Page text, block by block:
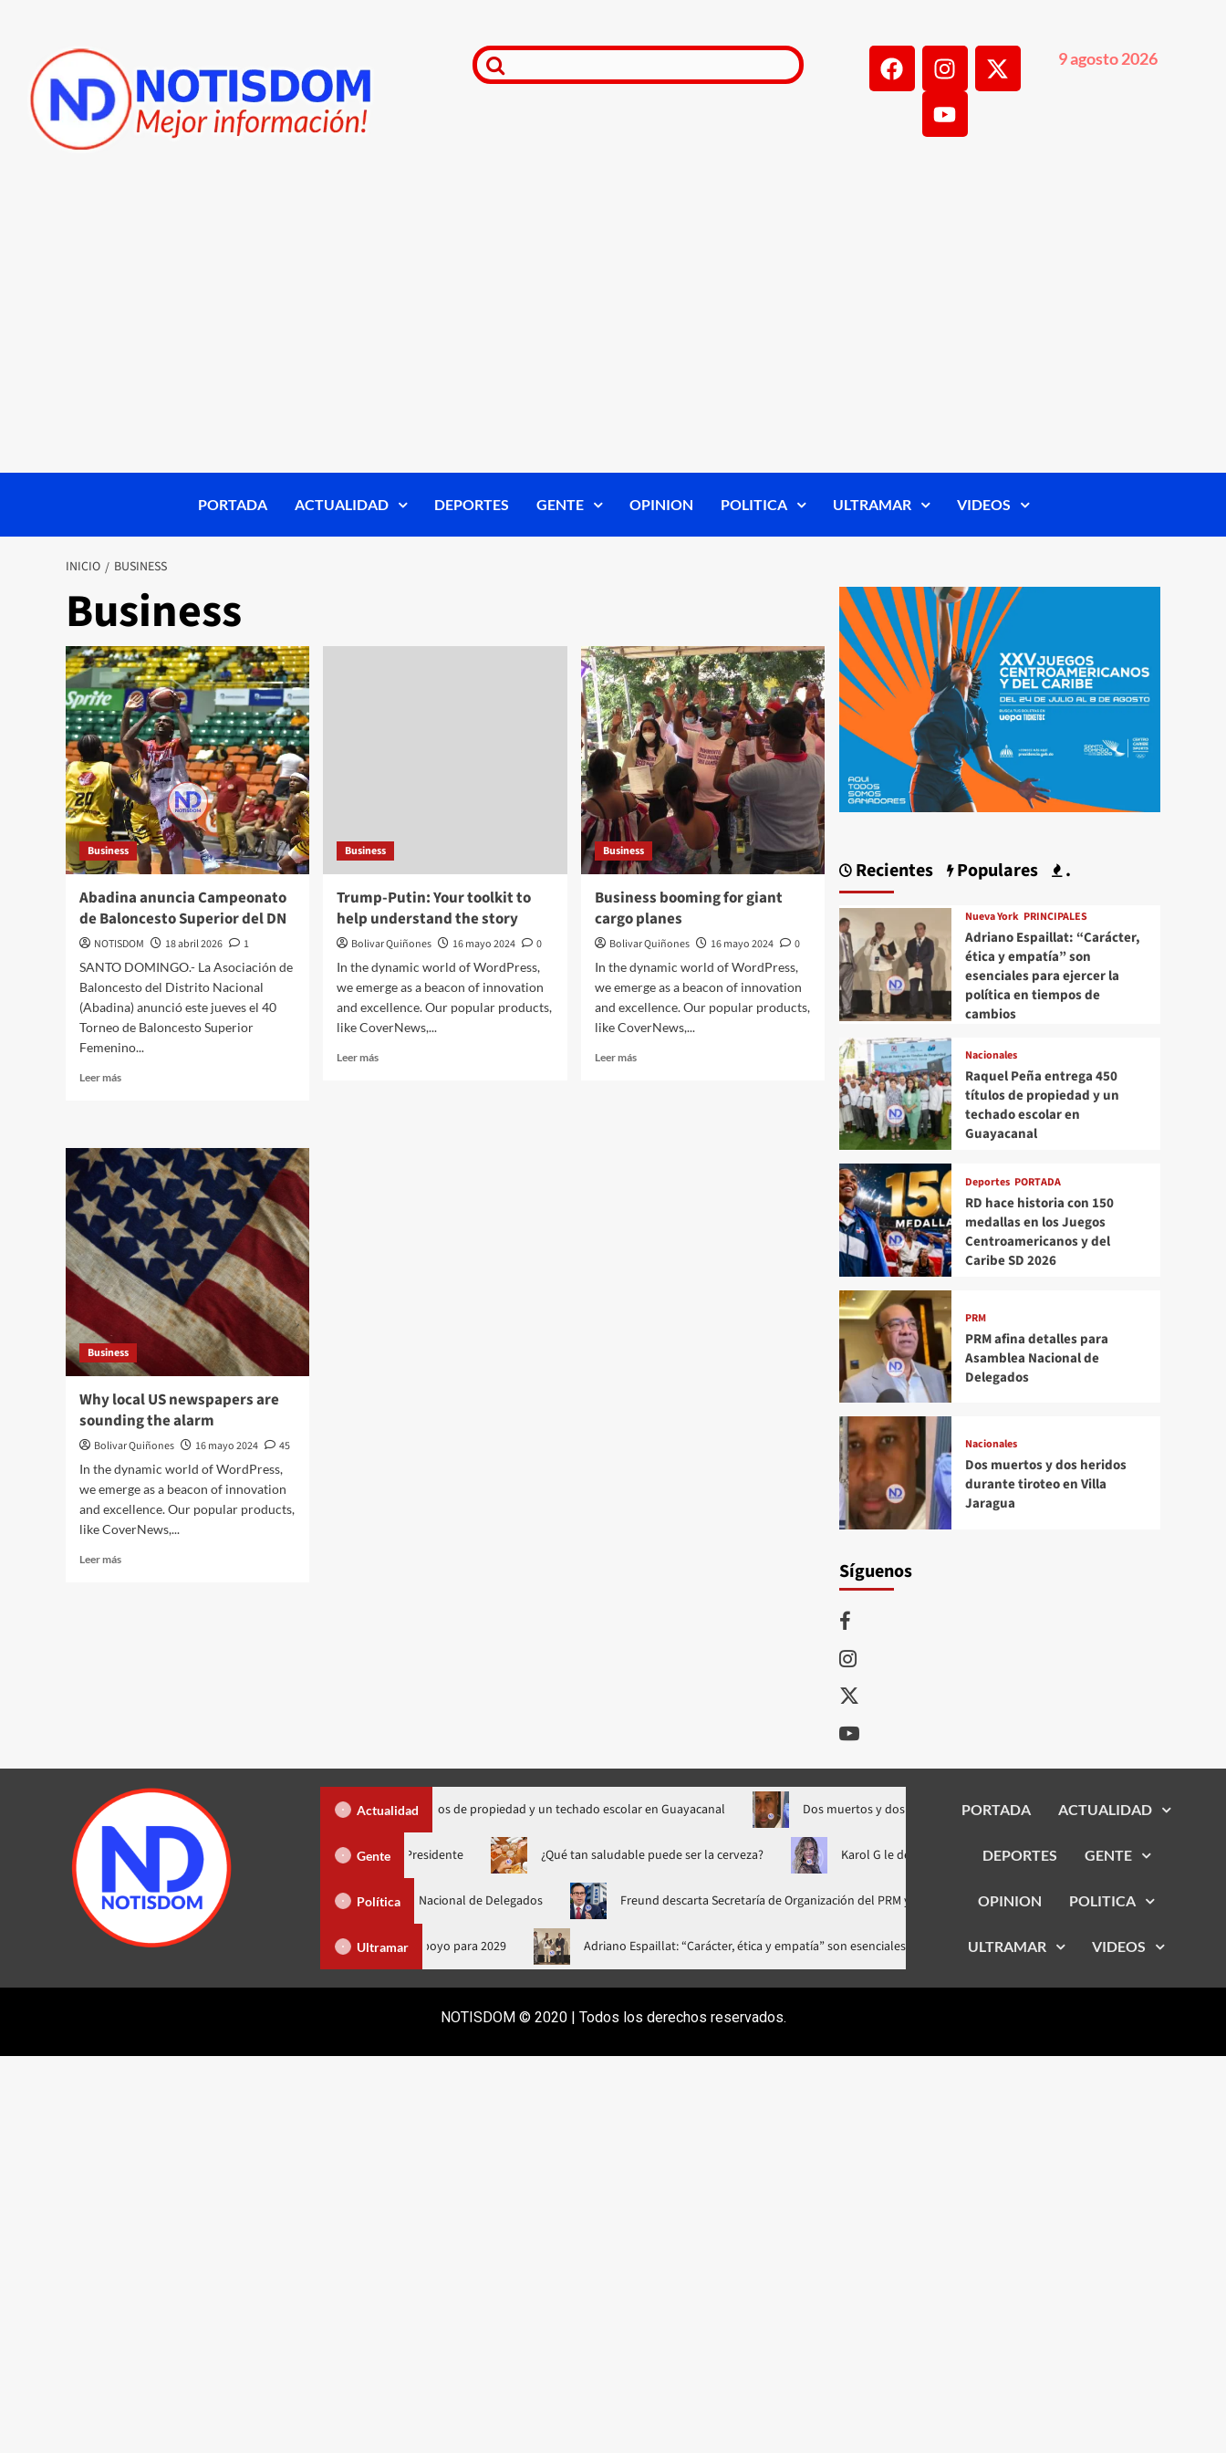
9 agosto 2026
PORTADA ACTUALIDAD DEPORTES GENTE OPINION POLITICA ULTRAMAR VIDEOS
INICIO BUSINESS
Business
Business
Abadina anuncia Campeonato
de Baloncesto Superior del DN
NOTISDOM 18 abril 2026
1
SANTO DOMINGO.- La Asociación de
Baloncesto del Distrito Nacional
(Abadina) anunció este jueves el 40
Torneo de Baloncesto Superior
Femenino...
Leer más
Business
Trump-Putin: Your toolkit to
help understand the story
Bolivar Quiñones 16 mayo 2024
0
In the dynamic world of WordPress,
we emerge as a beacon of innovation
and excellence. Our popular products,
like CoverNews,...
Leer más
Business
Business booming for giant
cargo planes
Bolivar Quiñones 16 mayo 2024
0
In the dynamic world of WordPress,
we emerge as a beacon of innovation
and excellence. Our popular products,
like CoverNews,...
Leer más
Business
Why local US newspapers are
sounding the alarm
Bolivar Quiñones 16 mayo 2024
45
In the dynamic world of WordPress,
we emerge as a beacon of innovation
and excellence. Our popular products,
like CoverNews,...
Leer más
Recientes Populares .
Nueva York PRINCIPALES
Adriano Espaillat: “Carácter,
ética y empatía” son
esenciales para ejercer la
política en tiempos de
cambios
Nacionales
Raquel Peña entrega 450
títulos de propiedad y un
techado escolar en
Guayacanal
Deportes PORTADA
RD hace historia con 150
medallas en los Juegos
Centroamericanos y del
Caribe SD 2026
PRM
PRM afina detalles para
Asamblea Nacional de
Delegados
Nacionales
Dos muertos y dos heridos
durante tiroteo en Villa
Jaragua
Síguenos
Actualidad
Raquel Peña entrega 450 títulos de propiedad y un techado escolar en Guayacanal Dos muertos y dos heridos durante tiroteo en Villa Jaragua Reportan
Gente
de Liga”, ahora en nuevo horario Yiyo Sarante se suma al Festival Presidente ¿Qué tan saludable puede ser la cerveza? Karol G le dedica a Feid varias canciones en «No me arrepiento
Política
PRM afina detalles para Asamblea Nacional de Delegados Freund descarta Secretaría de Organización del PRM y Sanz Lovatón le augura protagonismo político
Ultramar
Presidente de Honduras felicita a Abinader por Juegos SD 2026 y pide apoyo para 2029 Adriano Espaillat: “Carácter, ética y empatía” son esenciales para ejercer la política en tiempos de cambios
PORTADA ACTUALIDAD
DEPORTES GENTE
OPINION POLITICA
ULTRAMAR VIDEOS
NOTISDOM © 2020 | Todos los derechos reservados.